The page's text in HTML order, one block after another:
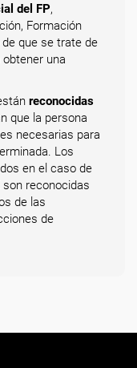
del FP,
Formación
que se trate de
una
reconocidas
que la persona
necesarias para
Los
en el caso de
son reconocidas
de las
de